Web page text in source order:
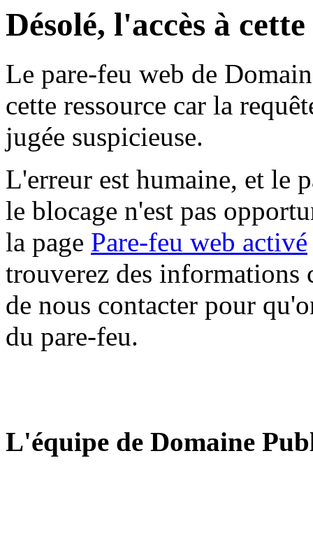
Désolé, l'accès à
Le pare-feu web de
cette ressource car la
jugée suspicieuse.
L'erreur est humaine, et le
le blocage n'est pas
la page Pare-feu web activé
trouverez des informations
de nous contacter pour
du pare-feu.
L'équipe de Domaine